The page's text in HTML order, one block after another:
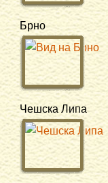
Брно
Чешска Липа